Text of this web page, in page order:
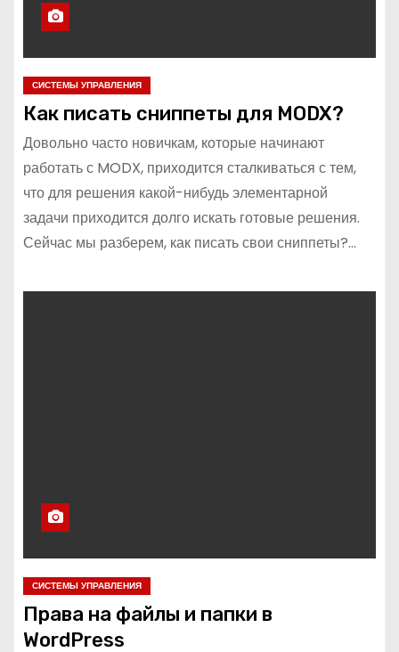
СИСТЕМЫ УПРАВЛЕНИЯ
Как писать сниппеты для MODX?
Довольно часто новичкам, которые начинают
работать с MODX, приходится сталкиваться с тем,
что для решения какой-нибудь элементарной
задачи приходится долго искать готовые решения.
Сейчас мы разберем, как писать свои сниппеты?…
СИСТЕМЫ УПРАВЛЕНИЯ
Права на файлы и папки в
WordPress